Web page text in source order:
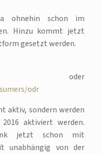
ohnehin schon im
Hinzu kommt jetzt
gesetzt werden.
odr
aktiv, sondern werden
aktiviert werden.
jetzt schon mit
unabhängig von der